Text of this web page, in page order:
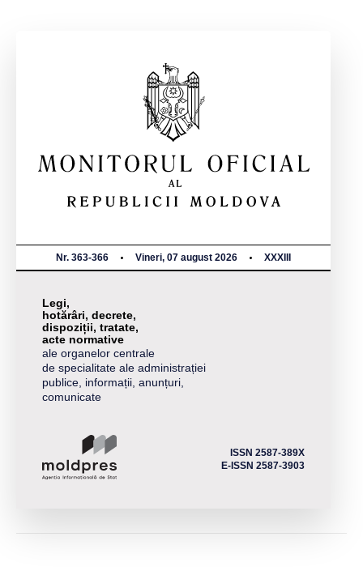
Nr. 363-366 Vineri, 07 august 2026 XXXIII
Legi,
hotărâri, decrete,
dispoziții, tratate,
acte normative
ale organelor centrale
de specialitate ale administrației
publice, informații, anunțuri,
comunicate
ISSN 2587-389X
E-ISSN 2587-3903